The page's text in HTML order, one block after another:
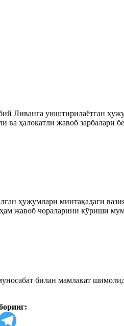
уюштирилаётган
ва ҳалокатли жавоб
ҳужумлари минтақадаги
жавоб чораларини кўриши
билан мамлакат